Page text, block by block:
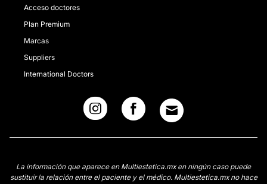
Acceso doctores
Plan Premium
Marcas
Suppliers
International Doctors
La información que aparece en Multiestetica.mx en ningún caso puede
sustituir la relación entre el paciente y el médico. Multiestetica.mx no hace